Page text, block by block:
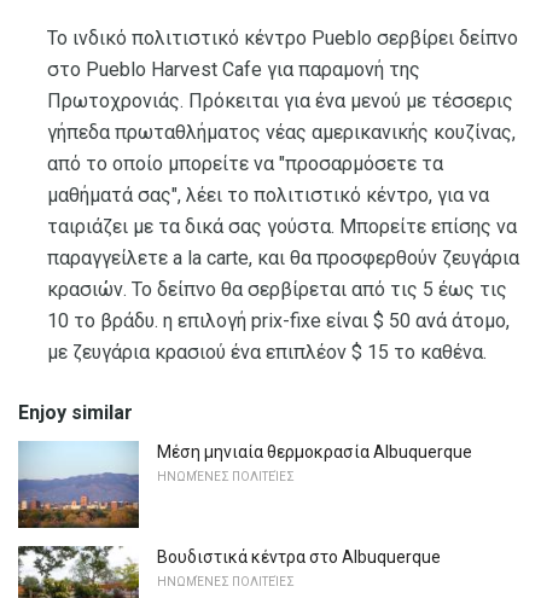
Το ινδικό πολιτιστικό κέντρο Pueblo σερβίρει δείπνο
στο Pueblo Harvest Cafe για παραμονή της
Πρωτοχρονιάς. Πρόκειται για ένα μενού με τέσσερις
γήπεδα πρωταθλήματος νέας αμερικανικής κουζίνας,
από το οποίο μπορείτε να "προσαρμόσετε τα
μαθήματά σας", λέει το πολιτιστικό κέντρο, για να
ταιριάζει με τα δικά σας γούστα. Μπορείτε επίσης να
παραγγείλετε a la carte, και θα προσφερθούν ζευγάρια
κρασιών. Το δείπνο θα σερβίρεται από τις 5 έως τις
10 το βράδυ. η επιλογή prix-fixe είναι $ 50 ανά άτομο,
με ζευγάρια κρασιού ένα επιπλέον $ 15 το καθένα.
Enjoy similar
Μέση μηνιαία θερμοκρασία Albuquerque
ΗΝΩΜΈΝΕΣ ΠΟΛΙΤΕΊΕΣ
Βουδιστικά κέντρα στο Albuquerque
ΗΝΩΜΈΝΕΣ ΠΟΛΙΤΕΊΕΣ